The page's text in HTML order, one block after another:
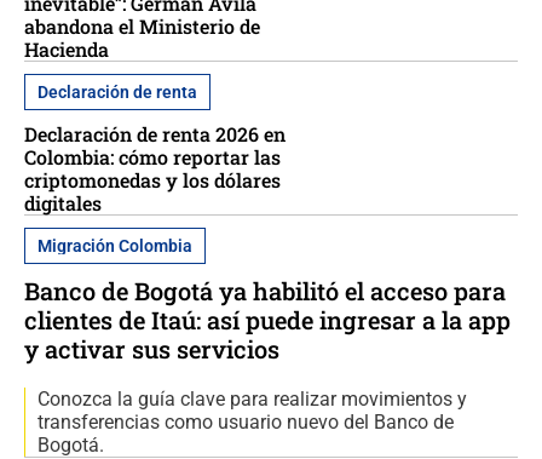
abandona el Ministerio de
Hacienda
Declaración de renta
Declaración de renta 2026 en
Colombia: cómo reportar las
criptomonedas y los dólares
digitales
Migración Colombia
Banco de Bogotá ya habilitó el acceso para
clientes de Itaú: así puede ingresar a la app
y activar sus servicios
Conozca la guía clave para realizar movimientos y
transferencias como usuario nuevo del Banco de
Bogotá.